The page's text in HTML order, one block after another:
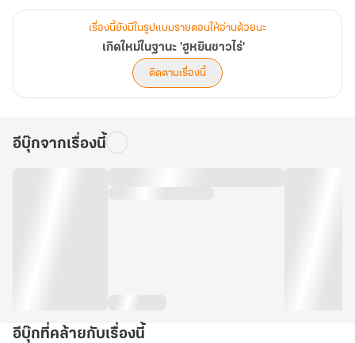
เรื่องนี้ยังมีในรูปแบบรายตอนให้อ่านด้วยนะ
เกิดใหม่ในฐานะ 'ฮูหยินชาวไร่'
ติดตามเรื่องนี้
อีบุ๊กจากเรื่องนี้
อีบุ๊กที่คล้ายกับเรื่องนี้